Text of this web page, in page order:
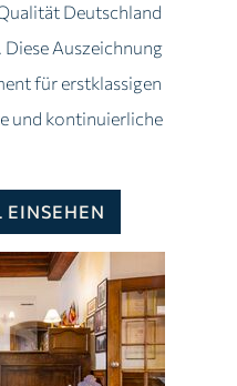
Deutschland
Diese Auszeichnung
für erstklassigen
und kontinuierliche
EINSEHEN